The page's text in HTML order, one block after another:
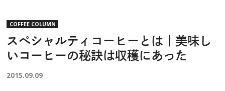
COFFEE COLUMN
スペシャルティコーヒーとは｜美味し
いコーヒーの秘訣は収穫にあった
2015.09.09